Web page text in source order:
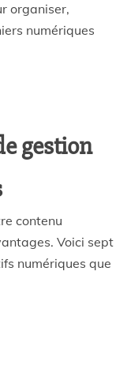
organiser,
numériques
gestion
contenu
Voici sept
numériques que